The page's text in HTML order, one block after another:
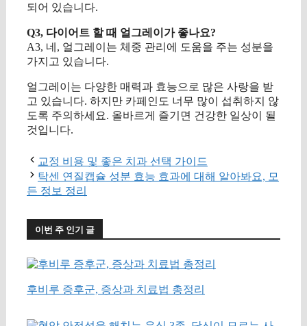
되어 있습니다.
Q3, 다이어트 할 때 얼그레이가 좋나요?
A3, 네, 얼그레이는 체중 관리에 도움을 주는 성분을
가지고 있습니다.
얼그레이는 다양한 매력과 효능으로 많은 사랑을 받
고 있습니다. 하지만 카페인도 너무 많이 섭취하지 않
도록 주의하세요. 올바르게 즐기면 건강한 일상이 될
것입니다.
교정 비용 및 좋은 치과 선택 가이드
탁센 연질캡슐 성분 효능 효과에 대해 알아봐요, 모
든 정보 정리
이번 주 인기 글
후비루 증후군, 증상과 치료법 총정리